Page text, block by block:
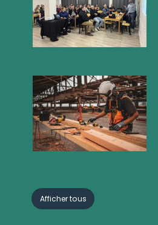
Afficher tous